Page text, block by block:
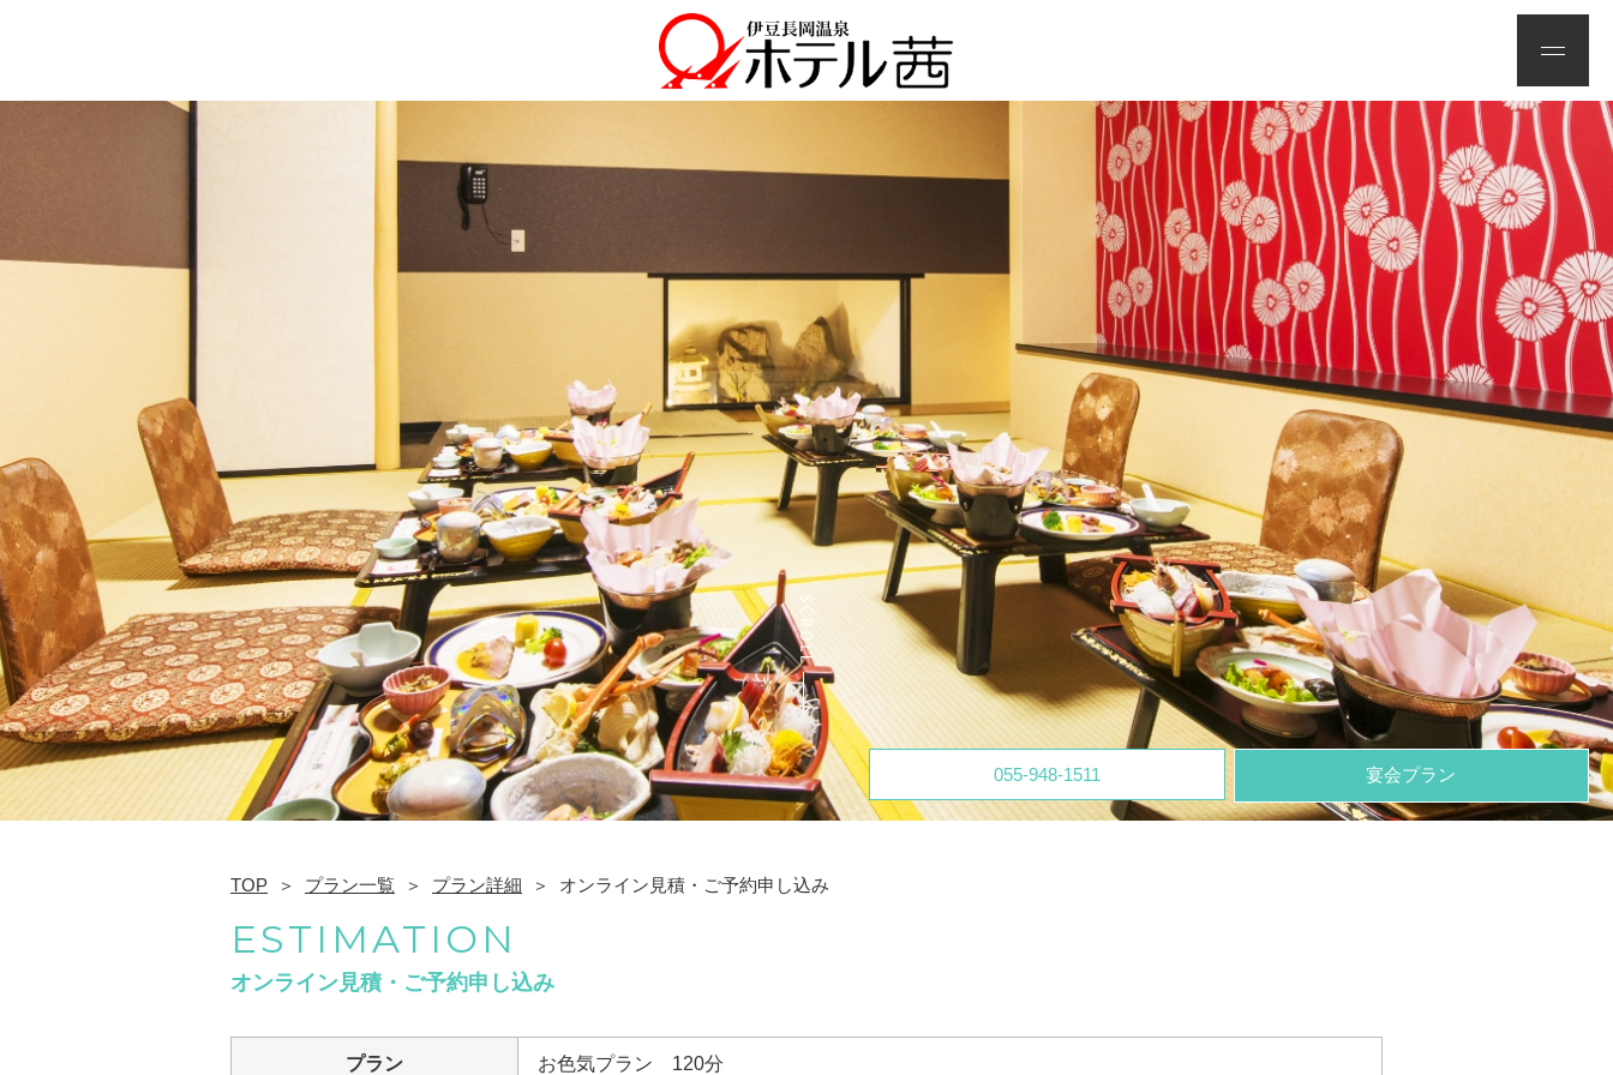
055-948-1511 宴会プラン
TOP プラン一覧 プラン詳細 オンライン見積・ご予約申し込み
ESTIMATION
オンライン見積・ご予約申し込み
プラン お色気プラン 120分